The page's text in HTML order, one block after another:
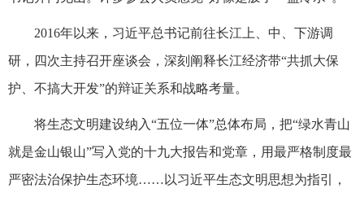
2016年以来，习近平总书记前往长江上、中、下游调
研，四次主持召开座谈会，深刻阐释长江经济带“共抓大保
护、不搞大开发”的辩证关系和战略考量。
将生态文明建设纳入“五位一体”总体布局，把“绿水青山
就是金山银山”写入党的十九大报告和党章，用最严格制度最
严密法治保护生态环境……以习近平生态文明思想为指引，